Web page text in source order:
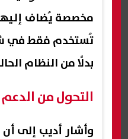
مخصصة يُضاف
تُستخدم فقط في
بدلًا من النظام
التحول من
وأشار أديب إلى